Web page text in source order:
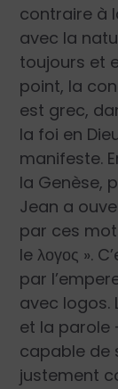
contraire à
avec la
toujours et
point, la
est grec,
la foi en
manifeste.
la Genèse,
Jean a
par ces
leλογος ».
par
avec logos.
et la parole
capable de
justement